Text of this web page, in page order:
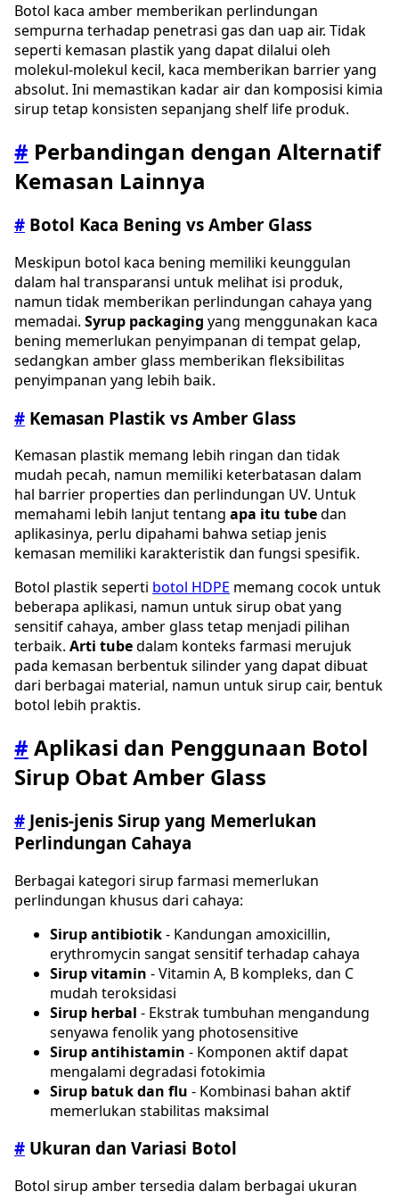
Botol kaca amber memberikan perlindungan
sempurna terhadap penetrasi gas dan uap air. Tidak
seperti kemasan plastik yang dapat dilalui oleh
molekul-molekul kecil, kaca memberikan barrier yang
absolut. Ini memastikan kadar air dan komposisi kimia
sirup tetap konsisten sepanjang shelf life produk.
# Perbandingan dengan Alternatif
Kemasan Lainnya
# Botol Kaca Bening vs Amber Glass
Meskipun botol kaca bening memiliki keunggulan
dalam hal transparansi untuk melihat isi produk,
namun tidak memberikan perlindungan cahaya yang
memadai. Syrup packaging yang menggunakan kaca
bening memerlukan penyimpanan di tempat gelap,
sedangkan amber glass memberikan fleksibilitas
penyimpanan yang lebih baik.
# Kemasan Plastik vs Amber Glass
Kemasan plastik memang lebih ringan dan tidak
mudah pecah, namun memiliki keterbatasan dalam
hal barrier properties dan perlindungan UV. Untuk
memahami lebih lanjut tentang apa itu tubedan
aplikasinya, perlu dipahami bahwa setiap jenis
kemasan memiliki karakteristik dan fungsi spesifik.
Botol plastik seperti botol HDPE memang cocok untuk
beberapa aplikasi, namun untuk sirup obat yang
sensitif cahaya, amber glass tetap menjadi pilihan
terbaik. Arti tubedalam konteks farmasi merujuk
pada kemasan berbentuk silinder yang dapat dibuat
dari berbagai material, namun untuk sirup cair, bentuk
botol lebih praktis.
# Aplikasi dan Penggunaan Botol
Sirup Obat Amber Glass
# Jenis-jenis Sirup yang Memerlukan
Perlindungan Cahaya
Berbagai kategori sirup farmasi memerlukan
perlindungan khusus dari cahaya:
Sirup antibiotik- Kandungan amoxicillin,
erythromycin sangat sensitif terhadap cahaya
Sirup vitamin - Vitamin A, B kompleks, dan C
mudah teroksidasi
Sirup herbal - Ekstrak tumbuhan mengandung
senyawa fenolik yang photosensitive
Sirup antihistamin - Komponen aktif dapat
mengalami degradasi fotokimia
Sirup batuk dan flu - Kombinasi bahan aktif
memerlukan stabilitas maksimal
# Ukuran dan Variasi Botol
Botol sirup amber tersedia dalam berbagai ukuran